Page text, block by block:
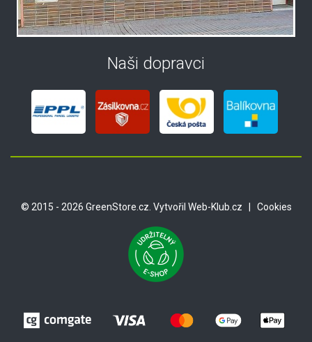
Naši dopravci
© 2015 - 2026 GreenStore.cz. Vytvořil Web-Klub.cz Cookies